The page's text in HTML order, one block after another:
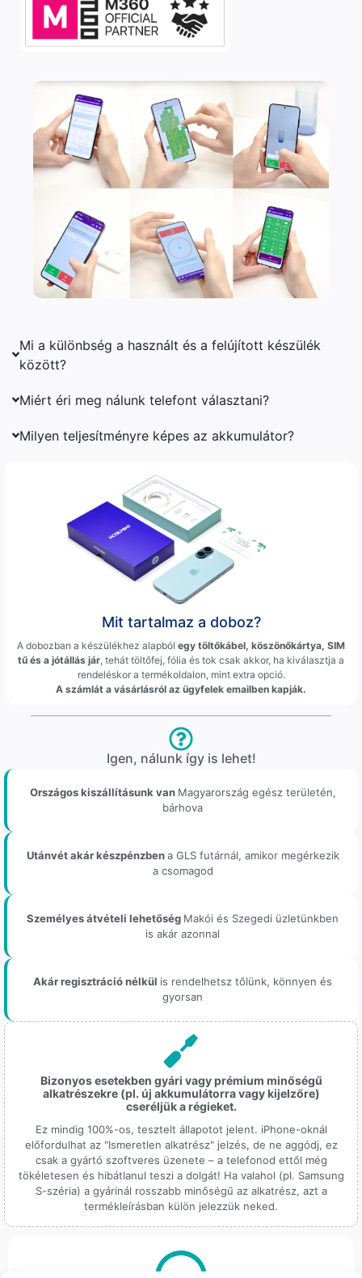
Mi a különbség a használt és a felújított készülék
között?
Miért éri meg nálunk telefont választani?
Milyen teljesítményre képes az akkumulátor?
Mit tartalmaz a doboz?
A dobozban a készülékhez alapból egy töltőkábel, köszönőkártya, SIM
tű és a jótállás jár, tehát töltőfej, fólia és tok csak akkor, ha kiválasztja a
rendeléskor a termékoldalon, mint extra opció.
A számlát a vásárlásról az ügyfelek emailben kapják.
Igen, nálunk így is lehet!
Országos kiszállításunk van Magyarország egész területén,
bárhova
Utánvét akár készpénzbena GLS futárnál, amikor megérkezik
a csomagod
Személyes átvételi lehetőség Makói és Szegedi üzletünkben
is akár azonnal
Akár regisztráció nélkül is rendelhetsz tőlünk, könnyen és
gyorsan
Bizonyos esetekben gyári vagy prémium minőségű
alkatrészekre (pl. új akkumulátorra vagy kijelzőre)
cseréljük a régieket.
Ez mindig 100%-os, tesztelt állapotot jelent. iPhone-oknál
előfordulhat az "Ismeretlen alkatrész" jelzés, de ne aggódj, ez
csak a gyártó szoftveres üzenete – a telefonod ettől még
tökéletesen és hibátlanul teszi a dolgát! Ha valahol (pl. Samsung
S-széria) a gyárinál rosszabb minőségű az alkatrész, azt a
termékleírásban külön jelezzük neked.